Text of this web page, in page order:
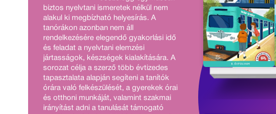
biztos nyelvtani ismeretek nélkül nem
alakul ki megbízható helyesírás. A
tanórákon azonban nem áll
rendelkezésére elegendő gyakorlási idő
és feladat a nyelvtani elemzési
jártasságok, készségek kialakítására. A
sorozat célja a szerző több évtizedes
tapasztalata alapján segíteni a tanítók
órára való felkészülését, a gyerekek órai
és otthoni munkáját, valamint szakmai
irányítást adni a tanulását támogató